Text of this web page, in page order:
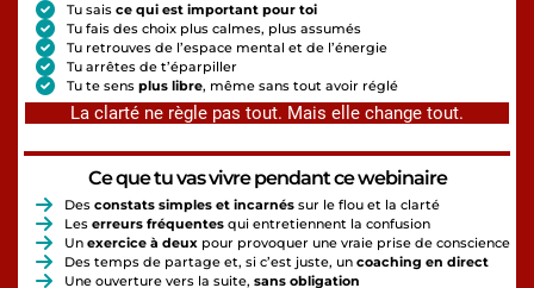
Tu sais ce qui est important pour toi
Tu fais des choix plus calmes, plus assumés
Tu retrouves de l’espace mental et de l’énergie
Tu arrêtes de t’éparpiller
Tu te sens plus libre, même sans tout avoir réglé
La clarté ne règle pas tout. Mais elle change tout.
Ce que tu vas vivre pendant ce webinaire
Des constats simples et incarnés sur le flou et la clarté
Les erreurs fréquentes qui entretiennent la confusion
Un exercice à deux pour provoquer une vraie prise de conscience
Des temps de partage et, si c’est juste, un coaching en direct
Une ouverture vers la suite, sans obligation